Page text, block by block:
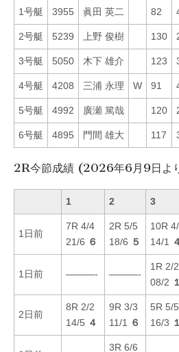
1号艇 3955 眞田 英二 82
2号艇 5239 上野 俊樹 130
3号艇 5050 木下 雄介 123
4号艇 4208 三浦 永理 W 91
5号艇 4992 廣瀬 篤哉 120
6号艇 4895 門間 雄大 117
2R今節成績 (2026年6月9日よ
1 2 3
1日前
7R 4/4
21/6 ６
2R 5/5
18/6 ５
10R
14/1
1日前 ———- ———-
1R 2/2
08/2 １
2日前
8R 2/2
14/5 ４
9R 3/3
11/1
６
5R 5/5
16/3 １
3R 6/6